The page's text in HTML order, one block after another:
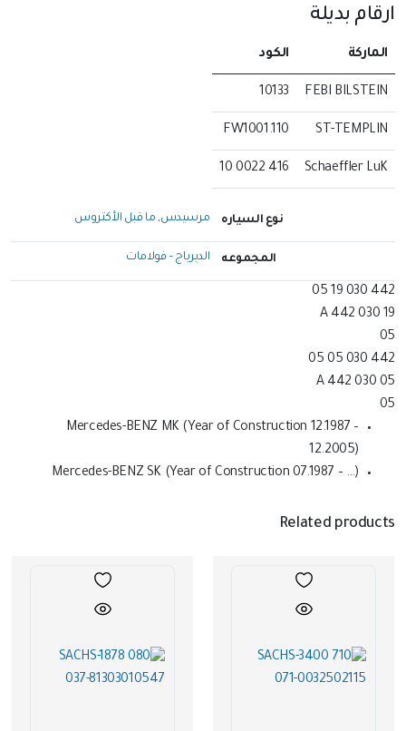
ارقام بديلة
الماركة الكود
FEBI BILSTEIN
10133
ST-TEMPLIN
FW1001.110
Schaeffler LuK
416 0022 10
نوع السياره مرسيدس,ما قبل الأكتروس
المجموعه الدبرياج – فولامات
442 030 19 05
A 442 030 19
05
442 030 05 05
A 442 030 05
05
Mercedes-BENZ MK (Year of Construction 12.1987 –
12.2005)
Mercedes-BENZ SK (Year of Construction 07.1987 – …)
Related products